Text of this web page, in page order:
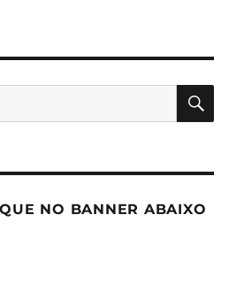
NO BANNER ABAIXO